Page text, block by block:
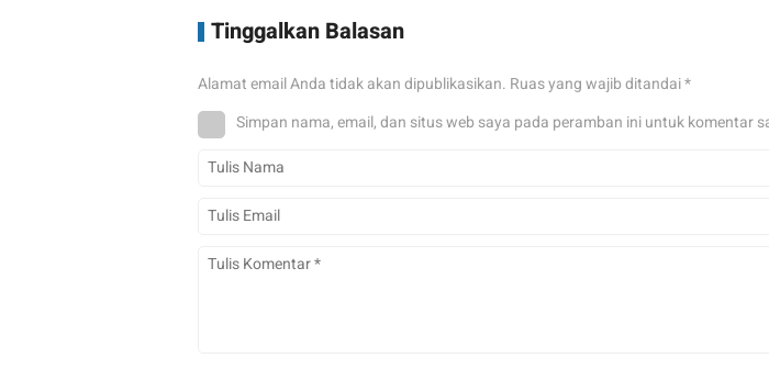
Tinggalkan Balasan
Alamat email Anda tidak akan dipublikasikan. Ruas yang wajib ditandai*
Simpan nama, email, dan situs web saya pada peramban ini untuk komentar